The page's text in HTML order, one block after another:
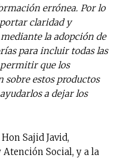
errónea. Por lo
claridad y
la adopción de
para incluir todas las
que los
estos productos
a dejar los
Sajid Javid,
Atención Social, y a la